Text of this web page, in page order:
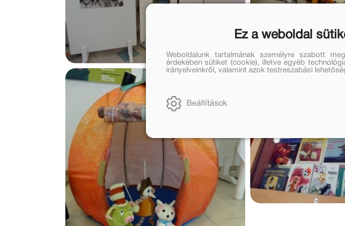
Ez a weboldal
Weboldalunk tartalmának személyre szabott
érdekében sütiket (cookie), illetve egyéb
irányelveinkről, valamint azok testreszabási
Beállítások